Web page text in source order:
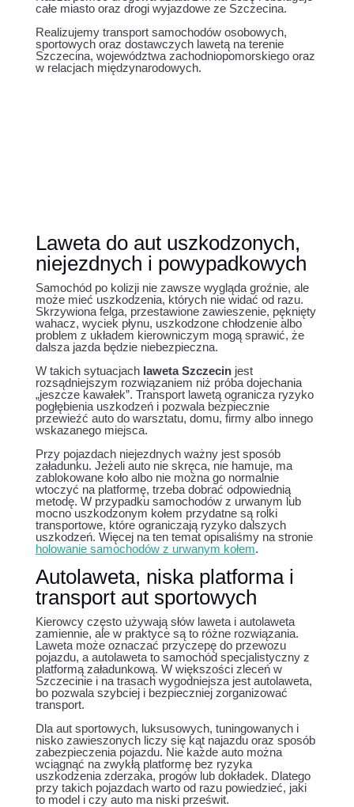
całe miasto oraz drogi wyjazdowe ze Szczecina.
Realizujemy transport samochodów osobowych,
sportowych oraz dostawczych lawetą na terenie
Szczecina, województwa zachodniopomorskiego oraz
w relacjach międzynarodowych.
Laweta do aut uszkodzonych,
niejezdnych i powypadkowych
Samochód po kolizji nie zawsze wygląda groźnie, ale
może mieć uszkodzenia, których nie widać od razu.
Skrzywiona felga, przestawione zawieszenie, pęknięty
wahacz, wyciek płynu, uszkodzone chłodzenie albo
problem z układem kierowniczym mogą sprawić, że
dalsza jazda będzie niebezpieczna.
W takich sytuacjach laweta Szczecinjest
rozsądniejszym rozwiązaniem niż próba dojechania
„jeszcze kawałek”. Transport lawetą ogranicza ryzyko
pogłębienia uszkodzeń i pozwala bezpiecznie
przewieźć auto do warsztatu, domu, firmy albo innego
wskazanego miejsca.
Przy pojazdach niejezdnych ważny jest sposób
załadunku. Jeżeli auto nie skręca, nie hamuje, ma
zablokowane koło albo nie można go normalnie
wtoczyć na platformę, trzeba dobrać odpowiednią
metodę. W przypadku samochodów z urwanym lub
mocno uszkodzonym kołem przydatne są rolki
transportowe, które ograniczają ryzyko dalszych
uszkodzeń. Więcej na ten temat opisaliśmy na stronie
holowanie samochodów z urwanym kołem.
Autolaweta, niska platforma i
transport aut sportowych
Kierowcy często używają słów laweta i autolaweta
zamiennie, ale w praktyce są to różne rozwiązania.
Laweta może oznaczać przyczepę do przewozu
pojazdu, a autolaweta to samochód specjalistyczny z
platformą załadunkową. W większości zleceń w
Szczecinie i na trasach wygodniejsza jest autolaweta,
bo pozwala szybciej i bezpieczniej zorganizować
transport.
Dla aut sportowych, luksusowych, tuningowanych i
nisko zawieszonych liczy się kąt najazdu oraz sposób
zabezpieczenia pojazdu. Nie każde auto można
wciągnąć na zwykłą platformę bez ryzyka
uszkodzenia zderzaka, progów lub dokładek. Dlatego
przy takich pojazdach warto od razu powiedzieć, jaki
to model i czy auto ma niski prześwit.